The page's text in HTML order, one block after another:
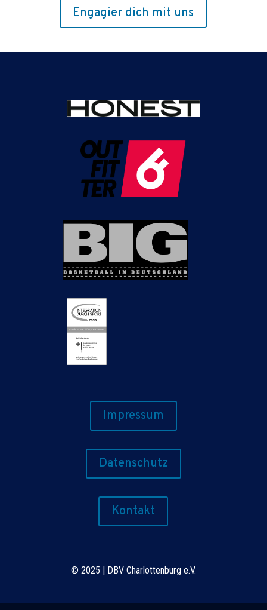
Engagier dich mit uns
Impressum
Datenschutz
Kontakt
© 2025 | DBV Charlottenburg e.V.